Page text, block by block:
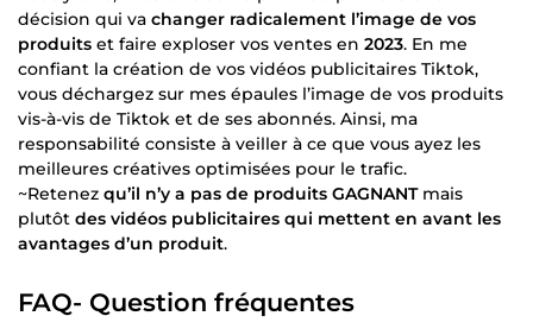
décision qui va changer radicalement l’image de vos
produits et faire exploser vos ventes en 2023. En me
confiant la création de vos vidéos publicitaires Tiktok,
vous déchargez sur mes épaules l’image de vos produits
vis-à-vis de Tiktok et de ses abonnés. Ainsi, ma
responsabilité consiste à veiller à ce que vous ayez les
meilleures créatives optimisées pour le trafic.
~Retenez qu’il n’y a pas de produits GAGNANTmais
plutôt des vidéos publicitaires qui mettent en avant les
avantages d’un produit.
FAQ- Question fréquentes